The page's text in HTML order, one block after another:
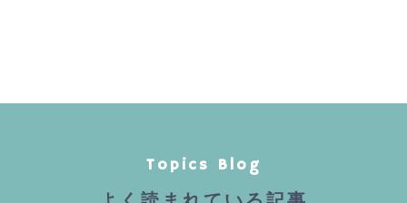
Topics Blog